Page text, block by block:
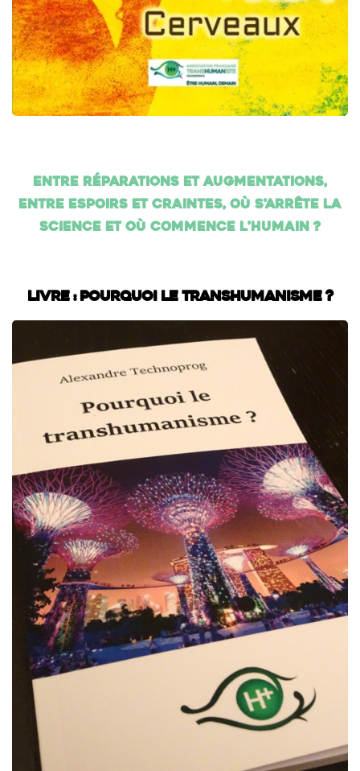
Entre réparations et augmentations,
entre espoirs et craintes, où s'arrête la
science et où commence l'humain ?
Livre : Pourquoi le transhumanisme ?